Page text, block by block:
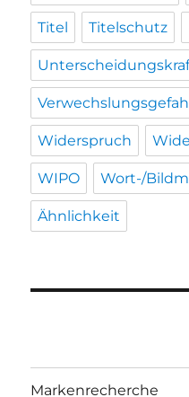
Titel Titelschutz
Widerspruch
WIPO Wort-/
Ähnlichkeit
Markenrecherche